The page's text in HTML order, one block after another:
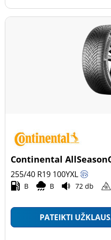
Continental
255/40 R19 100YXL
B B 72 db
PATEIKTI